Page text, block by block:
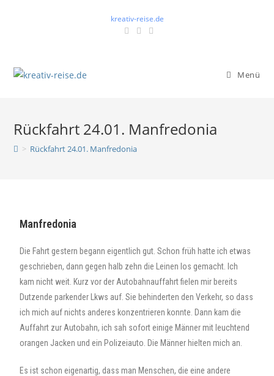
kreativ-reise.de
Menü
Rückfahrt 24.01. Manfredonia
> Rückfahrt 24.01. Manfredonia
Manfredonia
Die Fahrt gestern begann eigentlich gut. Schon früh hatte ich etwas
geschrieben, dann gegen halb zehn die Leinen los gemacht. Ich
kam nicht weit. Kurz vor der Autobahnauffahrt fielen mir bereits
Dutzende parkender Lkws auf. Sie behinderten den Verkehr, so dass
ich mich auf nichts anderes konzentrieren konnte. Dann kam die
Auffahrt zur Autobahn, ich sah sofort einige Männer mit leuchtend
orangen Jacken und ein Polizeiauto. Die Männer hielten mich an.
Es ist schon eigenartig, dass man Menschen, die eine andere